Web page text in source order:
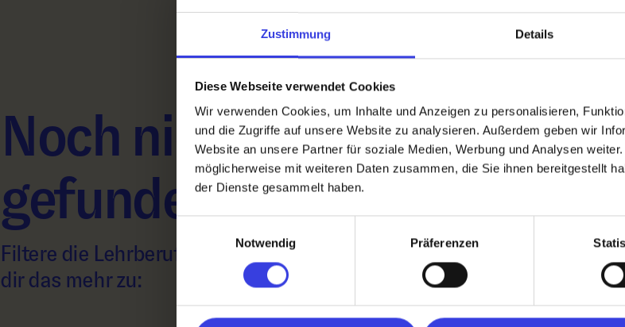
Zustimmung Details
Diese Webseite verwendet Cookies
Wir verwenden Cookies, um Inhalte und Anzeigen zu personalisieren,
und die Zugriffe auf unsere Website zu analysieren. Außerdem geben wir
Website an unsere Partner für soziale Medien, Werbung und Analysen
möglicherweise mit weiteren Daten zusammen, die Sie ihnen bereitgestellt
der Dienste gesammelt haben.
Notwendig
Präferenzen
Noch nichts Richtiges
gefunden?
Filtere die Lehrberufe nach A – Z oder stöbere in den Branchen.
dir das mehr zu: